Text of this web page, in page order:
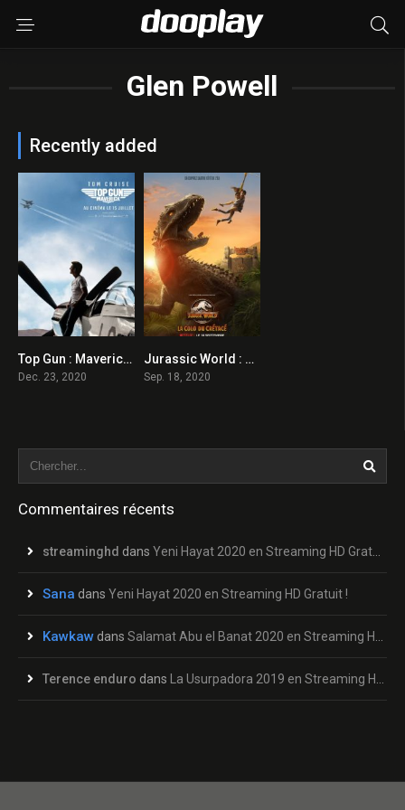
Glen Powell
Recently added
0Top Gun : Maverick 2020 en Streaming HD Gratuit !
Dec. 23, 2020
7.9
Jurassic World : La Colo du Crétacé 2020 en Streaming HD Gratuit !
Sep. 18, 2020
Commentaires récents
streaminghd dans Yeni Hayat 2020 en Streaming HD Gratuit !
Sana dans Yeni Hayat 2020 en Streaming HD Gratuit !
Kawkaw dans Salamat Abu el Banat 2020 en Streaming HD Gratuit !
Terence enduro dans La Usurpadora 2019 en Streaming HD Gratuit !